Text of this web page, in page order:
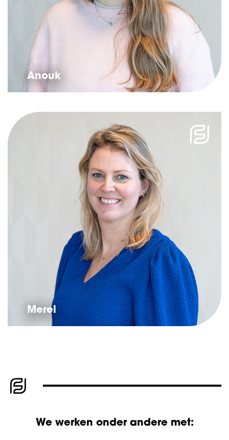
Anouk
Merel
We werken onder andere met: